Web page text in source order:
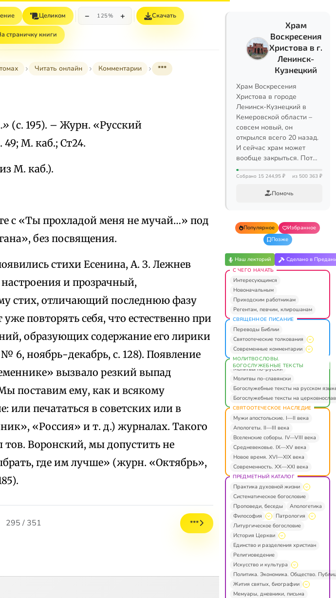
Целиком − 125% + Скачать
страничку книги
Читать онлайн Комментарии ***
(с. 195). – Журн. «Русский
М. каб.; Ст24.
М. каб.).
с «Ты прохладой меня не мучай…» под
без посвящения.
стихи Есенина, А. З. Лежнев
и прозрачный,
стих, отличающий последнюю фазу
повторять себя, что естественно при
образующих содержание его лирики
6, ноябрь-декабрь, с. 128). Появление
вызвало резкий выпад
поставим ему, как и всякому
или печататься в советских или в
«Россия» и т. д.) журналах. Такого
тов. Воронский, мы допустить не
где им лучше» (журн. «Октябрь»,
295 / 351 ***
Храм
Воскресения
Христова в г.
Ленинск-
Кузнецкий
Храм Воскресения
Христова в городе
Ленинск-Кузнецкий в
Кемеровской области –
совсем новый, он
открылся всего 20 назад.
И сейчас храм может
вообще закрыться. Пот…
Собрано 15 244,95 ₽ из 500 363 ₽
Помочь
Популярное
Избранное
Позже
Наш лекторий Сделано в
С ЧЕГО НАЧАТЬ
Интересующимся
Новоначальным
Приходским работникам
Регентам, певчим, клирошанам
СВЯЩЕННОЕ ПИСАНИЕ
Переводы Библии
Святоотеческие толкования
Современные комментарии
МОЛИТВОСЛОВЫ.
БОГОСЛУЖЕБНЫЕ ТЕКСТЫ
Молитвы по-русски
Молитвы по-славянски
Богослужебные тексты на русском
Богослужебные тексты на
СВЯТООТЕЧЕСКОЕ НАСЛЕДИЕ
Мужи апостольские. I—II века
Апологеты. II—III века
Вселенские соборы. IV—VIII века
Средневековье. IX—XV века
Новое время. XVI—XIX века
Современность. XX—XXI века
ПРЕДМЕТНЫЙ КАТАЛОГ
Практика духовной жизни
Систематическое богословие
Проповеди, беседы
Апологетика
Философия
Патрология
Литургическое богословие
История Церкви
Единство и разделения христиан
Религиоведение
Искусство и культура
Политика. Экономика. Общество.
Жития святых, биографии
Мемуары, дневники, письма